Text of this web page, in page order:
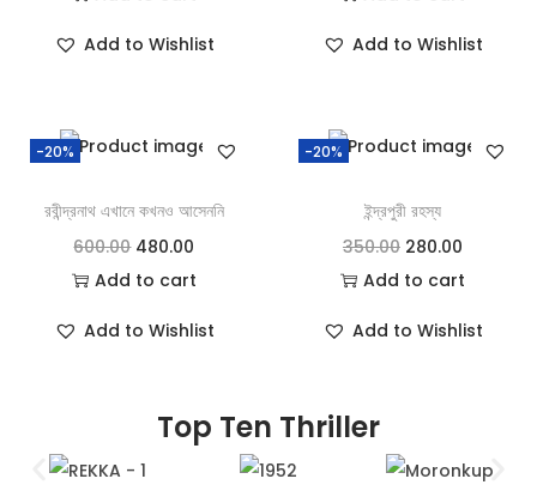
Add to Wishlist Add to Wishlist
-20%
রবীন্দ্রনাথ এখানে কখনও আসেননি
600.00 480.00
Add to cart
Add to Wishlist
-20%
ইন্দ্রপুরী রহস্য
350.00 280.00
Add to cart
Add to Wishlist
Top Ten Thriller